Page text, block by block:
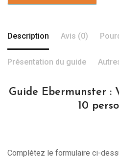
Description Avis (0)
Présentation du guide
Guide Ebermunster :
10
Complétez le formulaire ci-